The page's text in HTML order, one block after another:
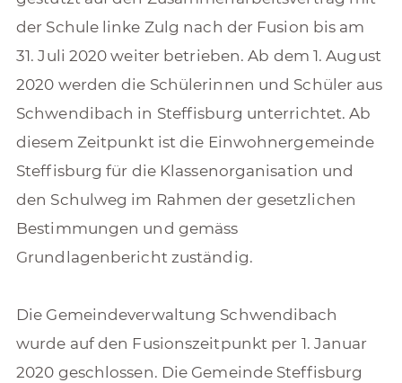
der Schule linke Zulg nach der Fusion bis am
31. Juli 2020 weiter betrieben. Ab dem 1. August
2020 werden die Schülerinnen und Schüler aus
Schwendibach in Steffisburg unterrichtet. Ab
diesem Zeitpunkt ist die Einwohnergemeinde
Steffisburg für die Klassenorganisation und
den Schulweg im Rahmen der gesetzlichen
Bestimmungen und gemäss
Grundlagenbericht zuständig.
Die Gemeindeverwaltung Schwendibach
wurde auf den Fusionszeitpunkt per 1. Januar
2020 geschlossen. Die Gemeinde Steffisburg